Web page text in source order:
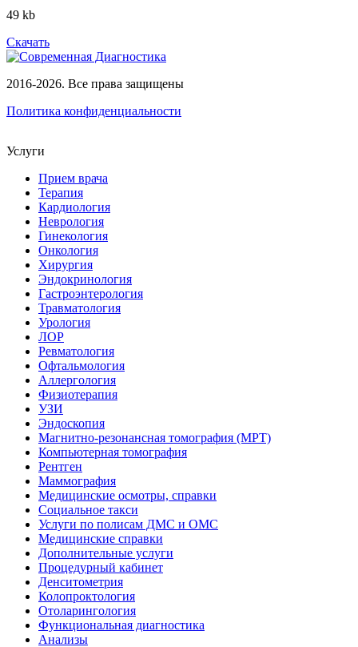
49 kb
Скачать
2016-2026. Все права защищены
Политика конфиденциальности
Услуги
Прием врача
Терапия
Кардиология
Неврология
Гинекология
Онкология
Хирургия
Эндокринология
Гастроэнтерология
Травматология
Урология
ЛОР
Ревматология
Офтальмология
Аллергология
Физиотерапия
УЗИ
Эндоскопия
Магнитно-резонансная томография (МРТ)
Компьютерная томография
Рентген
Маммография
Медицинские осмотры, справки
Социальное такси
Услуги по полисам ДМС и ОМС
Медицинские справки
Дополнительные услуги
Процедурный кабинет
Денситометрия
Колопроктология
Отоларингология
Функциональная диагностика
Анализы